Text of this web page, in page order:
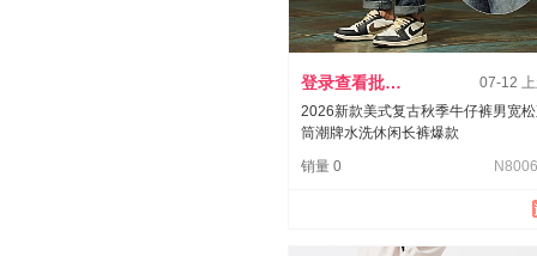
登录查看批发价
07-12
2026新款美式复古秋季牛仔裤男宽
筒潮牌水洗休闲长裤爆款
销量 0